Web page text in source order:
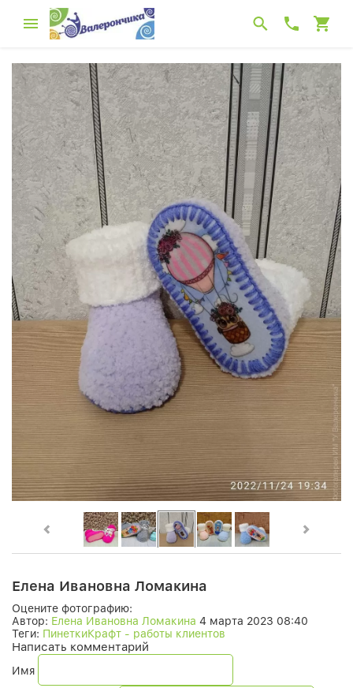
Елена Ивановна Ломакина
Оцените фотографию:
Автор: Елена Ивановна Ломакина 4 марта 2023 08:40
Теги: ПинеткиКрафт - работы клиентов
Написать комментарий
Имя